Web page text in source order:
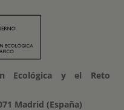
Ecológica y el Reto
Madrid (España)